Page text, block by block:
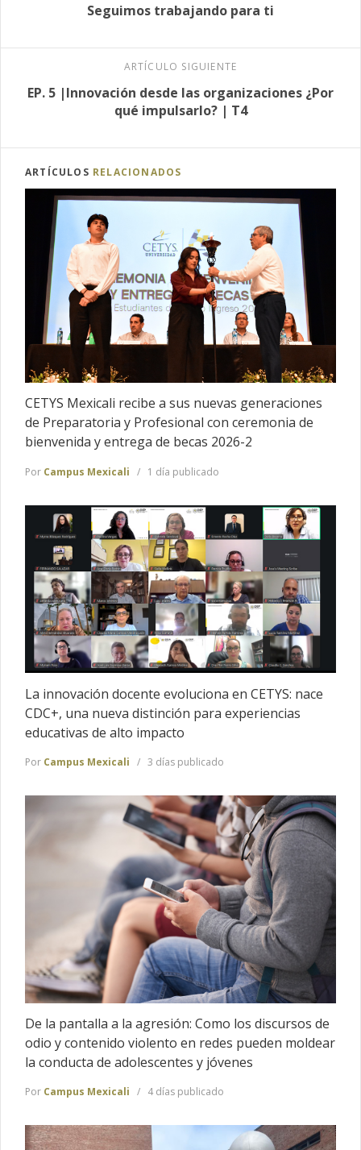
Seguimos trabajando para ti
ARTÍCULO SIGUIENTE
EP. 5 |Innovación desde las organizaciones ¿Por
qué impulsarlo? | T4
ARTÍCULOS RELACIONADOS
CETYS Mexicali recibe a sus nuevas generaciones
de Preparatoria y Profesional con ceremonia de
bienvenida y entrega de becas 2026-2
Por Campus Mexicali 1 día publicado
La innovación docente evoluciona en CETYS: nace
CDC+, una nueva distinción para experiencias
educativas de alto impacto
Por Campus Mexicali 3 días publicado
De la pantalla a la agresión: Como los discursos de
odio y contenido violento en redes pueden moldear
la conducta de adolescentes y jóvenes
Por Campus Mexicali 4 días publicado